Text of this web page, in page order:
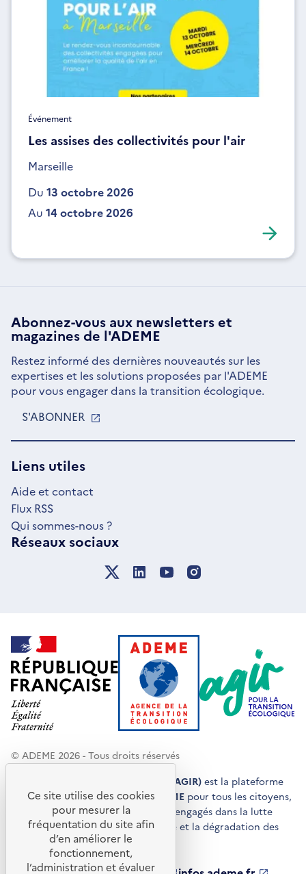
Événement
Les assises des collectivités pour l'air
Marseille
Du 13 octobre 2026
Au 14 octobre 2026
Abonnez-vous aux newsletterset
magazines de l'ADEME
Restez informé des dernières nouveautés sur les
expertises et les solutions proposées par l'ADEME
pour vous engager dans la transition écologique.
S'ABONNER
UNE
Liens utiles
Aide et contact
Flux RSS
Qui sommes-nous ?
Réseaux sociaux
© ADEME 2026 - Tous droits réservés
Agir pour la transition écologique (AGIR) est la plateforme
de conseils et de services de l'ADEME pour tous les citoyens,
acteurs économiques et territoires engagés dans la lutte
contre le réchauffement climatique et la dégradation des
ressources.
Ce site utilise des cookies
pour mesurer la
fréquentation du site afin
d’en améliorer le
fonctionnement,
l’administration et évaluer